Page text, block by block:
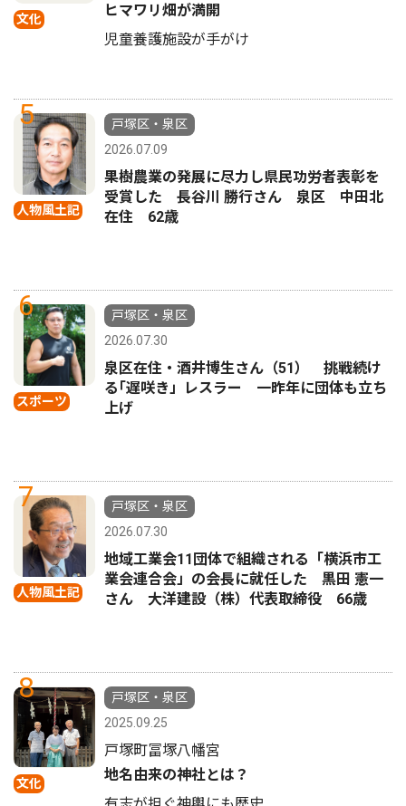
文化
ヒマワリ畑が満開
児童養護施設が手がけ
5
人物風土記
戸塚区・泉区
2026.07.09
果樹農業の発展に尽力し県民功労者表彰を
受賞した 長谷川 勝行さん 泉区 中田北
在住 62歳
6
スポーツ
戸塚区・泉区
2026.07.30
泉区在住・酒井博生さん（51） 挑戦続け
る｢遅咲き」レスラー 一昨年に団体も立ち
上げ
7
人物風土記
戸塚区・泉区
2026.07.30
地域工業会11団体で組織される「横浜市工
業会連合会」の会長に就任した 黒田 憲一
さん 大洋建設（株）代表取締役 66歳
8
文化
戸塚区・泉区
2025.09.25
戸塚町冨塚八幡宮
地名由来の神社とは？